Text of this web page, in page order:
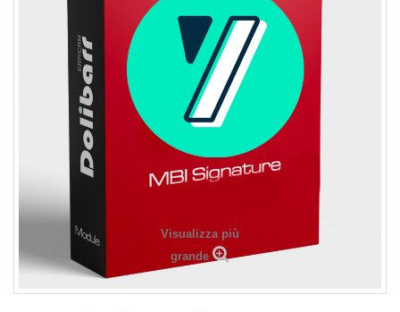
Visualizza più
grande